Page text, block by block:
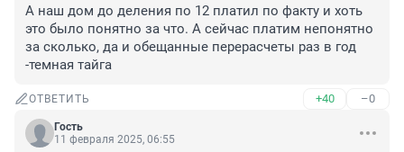
А наш дом до деления по 12 платил по факту и хоть
это было понятно за что. А сейчас платим непонятно
за сколько, да и обещанные перерасчеты раз в год
-темная тайга
ОТВЕТИТЬ +40 –0
Гость
11 февраля 2025, 06:55